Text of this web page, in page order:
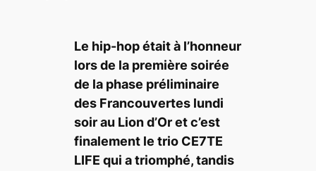
Le hip-hop était à l’honneur
lors de la première soirée
de la phase préliminaire
des Francouvertes lundi
soir au Lion d’Or et c’est
finalement le trio CE7TE
LIFE qui a triomphé, tandis